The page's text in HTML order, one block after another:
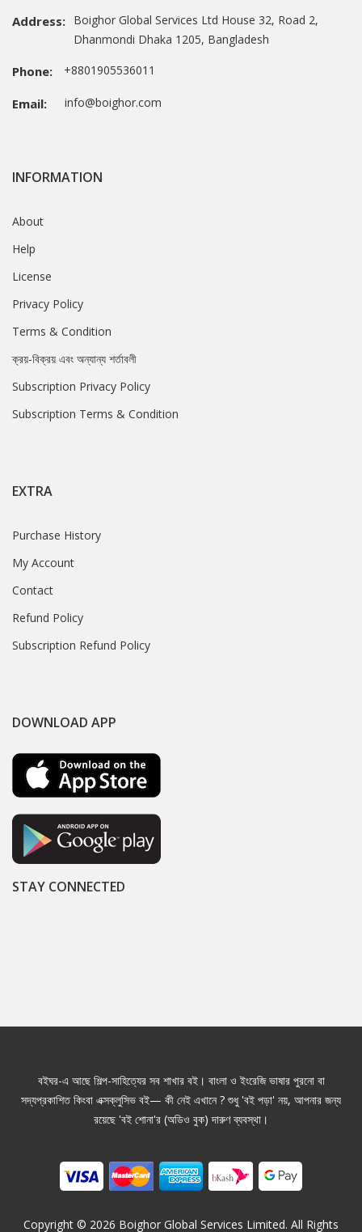
Address: Boighor Global Services Ltd House 32, Road 2,
Dhanmondi Dhaka 1205, Bangladesh
Phone: +8801905536011
Email: info@boighor.com
INFORMATION
About
Help
License
Privacy Policy
Terms & Condition
ক্রয়-বিক্রয় এবং অন্যান্য শর্তাবলী
Subscription Privacy Policy
Subscription Terms & Condition
EXTRA
Purchase History
My Account
Contact
Refund Policy
Subscription Refund Policy
DOWNLOAD APP
STAY CONNECTED
বইঘর-এ আছে শিল্প-সাহিত্যের সব শাখার বই। বাংলা ও ইংরেজি ভাষার পুরনো বা
সদ্যপ্রকাশিত কিংবা এক্সক্লুসিভ বই— কী নেই এখানে ? শুধু 'বই পড়া' নয়, আপনার জন্য
রয়েছে 'বই শোনা'র (অডিও বুক) দারুণ ব্যবস্থা।
Copyright © 2026 Boighor Global Services Limited. All Rights